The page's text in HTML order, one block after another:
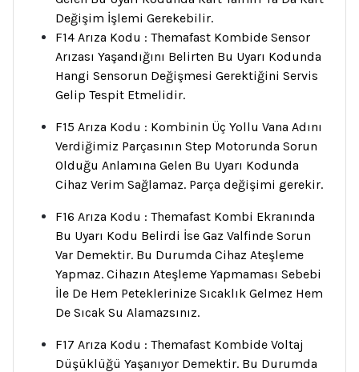
Değişim İşlemi Gerekebilir.
F14 Arıza Kodu : Themafast Kombide Sensor
Arızası Yaşandığını Belirten Bu Uyarı Kodunda
Hangi Sensorun Değişmesi Gerektiğini Servis
Gelip Tespit Etmelidir.
F15 Arıza Kodu : Kombinin Üç Yollu Vana Adını
Verdiğimiz Parçasının Step Motorunda Sorun
Olduğu Anlamına Gelen Bu Uyarı Kodunda
Cihaz Verim Sağlamaz. Parça değişimi gerekir.
F16 Arıza Kodu : Themafast Kombi Ekranında
Bu Uyarı Kodu Belirdi İse Gaz Valfinde Sorun
Var Demektir. Bu Durumda Cihaz Ateşleme
Yapmaz. Cihazın Ateşleme Yapmaması Sebebi
İle De Hem Peteklerinize Sıcaklık Gelmez Hem
De Sıcak Su Alamazsınız.
F17 Arıza Kodu : Themafast Kombide Voltaj
Düşüklüğü Yaşanıyor Demektir. Bu Durumda